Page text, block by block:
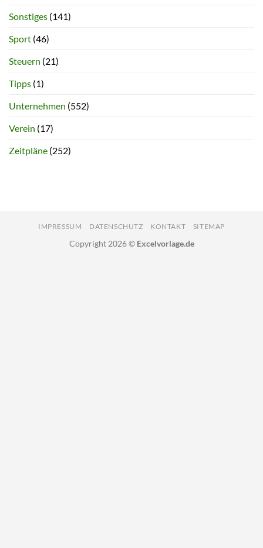
Sonstiges (141)
Sport (46)
Steuern (21)
Tipps (1)
Unternehmen (552)
Verein (17)
Zeitpläne (252)
IMPRESSUM DATENSCHUTZ KONTAKT SITEMAP
Copyright 2026 © Excelvorlage.de